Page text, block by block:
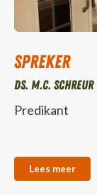
Spreker
Ds. M.C. Schreur
Predikant
Lees meer